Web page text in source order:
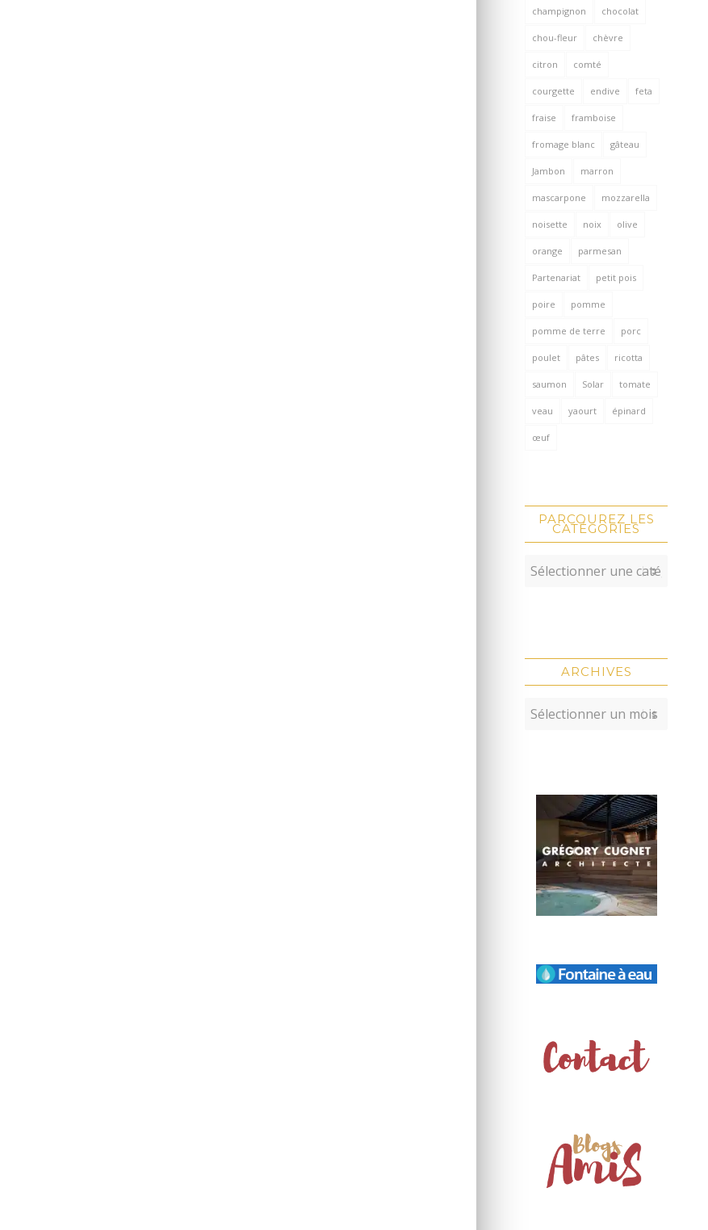
champignon chocolat
chou-fleur chèvre
citron comté
courgette endive feta
fraise framboise
fromage blanc gâteau
Jambon marron
mascarpone mozzarella
noisette noix olive
orange parmesan
Partenariat petit pois
poire pomme
pomme de terre porc
poulet pâtes ricotta
saumon Solar tomate
veau yaourt épinard
œuf
PARCOUREZ LES
CATÉGORIES
ARCHIVES